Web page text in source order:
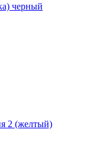
черный
2 (желтый)